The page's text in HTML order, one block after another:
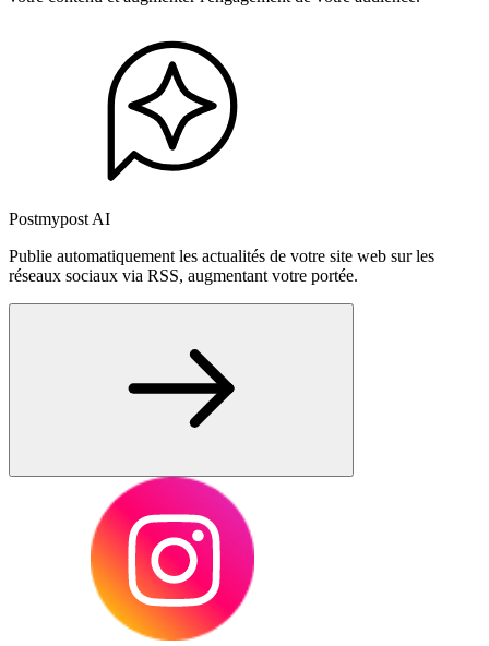
Postmypost AI
Publie automatiquement les actualités de votre site web sur les
réseaux sociaux via RSS, augmentant votre portée.